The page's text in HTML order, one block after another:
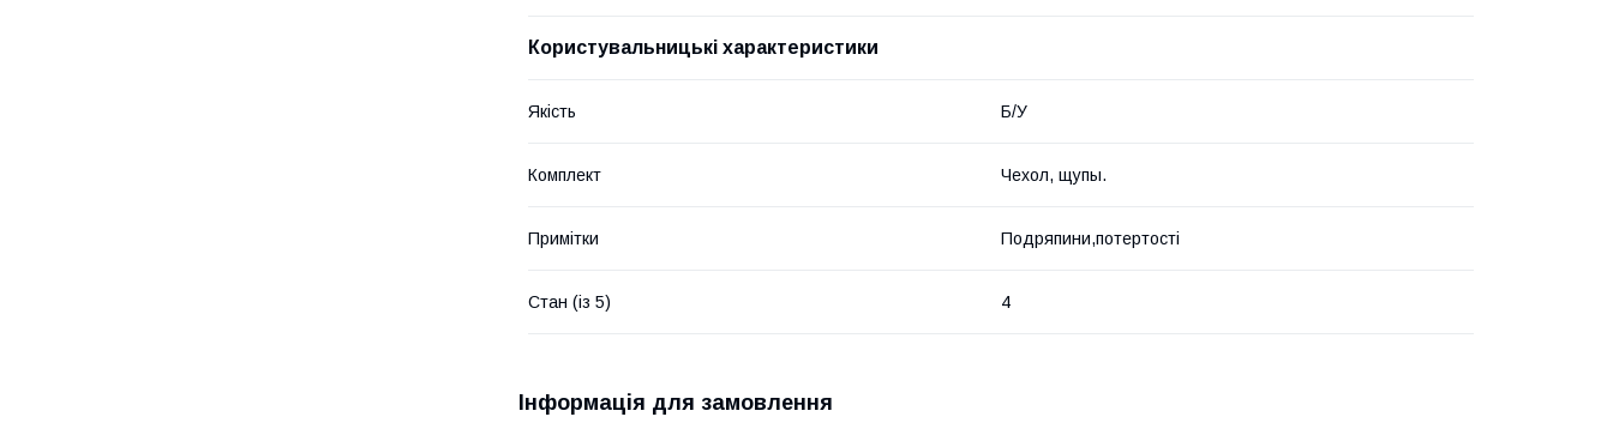
Користувальницькі характеристики
Якість Б/У
Комплект Чехол, щупы.
Примітки Подряпини,потертості
Стан (із 5) 4
Інформація для замовлення